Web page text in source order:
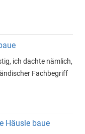
ich dachte nämlich,
Fachbegriff
Häusle baue